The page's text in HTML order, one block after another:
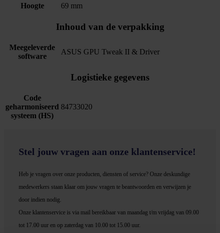
Hoogte
69 mm
Inhoud van de verpakking
Meegeleverde
software
ASUS GPU Tweak II & Driver
Logistieke gegevens
Code
geharmoniseerd
systeem (HS)
84733020
Stel jouw vragen aan onze klantenservice!
Heb je vragen over onze producten, diensten of service? Onze deskundige
medewerkers staan klaar om jouw vragen te beantwoorden en verwijzen je
door indien nodig.
Onze klantenservice is via mail bereikbaar van maandag t/m vrijdag van 09.00
tot 17.00 uur en op zaterdag van 10.00 tot 15.00 uur.